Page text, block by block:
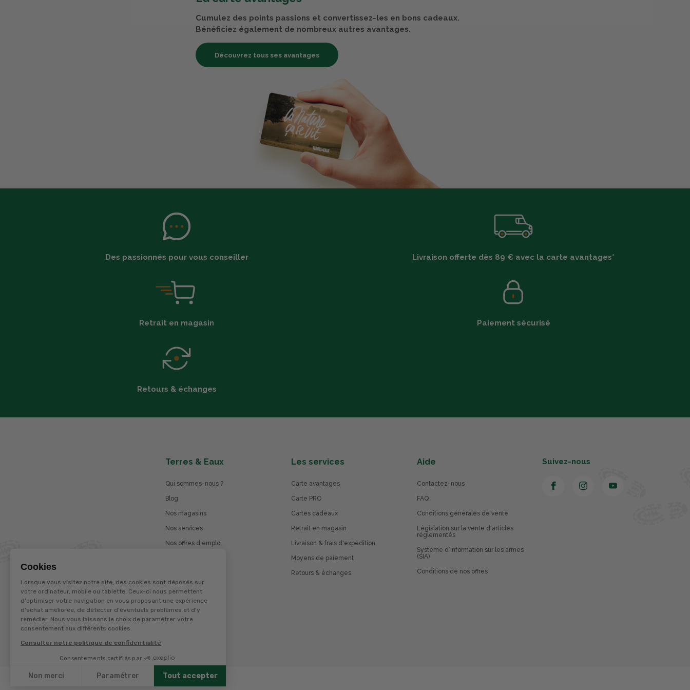
Cookies
Lorsque vous visitez notre site, des cookies sont déposés sur
votre ordinateur, mobile ou tablette. Ceux-ci nous permettent
d'optimiser votre navigation en vous proposant une expérience
d'achat améliorée, de détecter d'éventuels problèmes et d'y
remédier. Nous vous laissons le choix de paramétrer votre
consentement aux différents cookies.
Consulter notre politique de confidentialité
Consentements certifiés par
Non merci Paramétrer Tout accepter
Cumulez des points passions et convertissez-les en bons cadeaux.
Bénéficiez également de nombreux autres avantages.
Découvrez tous ses avantages
Des passionnés pour vous conseiller Livraison offerte dès 89 € avec la carte avantages*
Retrait en magasin Paiement sécurisé
Retours & échanges
Terres & Eaux
Qui sommes-nous ?
Blog
Nos magasins
Nos services
Nos offres d'emploi
La marque Terzéo
Les services
Carte avantages
Carte PRO
Cartes cadeaux
Retrait en magasin
Livraison & frais d'expédition
Moyens de paiement
Retours & échanges
Aide
Contactez-nous
FAQ
Conditions générales de vente
Législation sur la vente d'articles
réglementés
Système d’information sur les armes
(SIA)
Conditions de nos offres
Suivez-nous
© Terres et eaux 2026
Politique de confidentialité